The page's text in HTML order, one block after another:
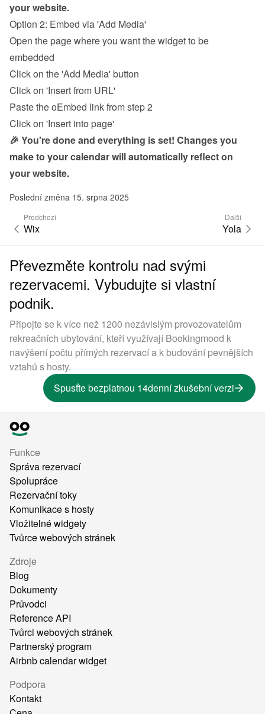
your website.
Option 2: Embed via 'Add Media'
Open the page where you want the widget to be
embedded
Click on the 'Add Media' button
Click on 'Insert from URL'
Paste the oEmbed link from step 2
Click on 'Insert into page'
🎉 You're done and everything is set! Changes you
make to your calendar will automatically reflect on
your website.
Poslední změna 15. srpna 2025
Předchozí
Wix
Další
Yola
Převezměte kontrolu nad svými
rezervacemi. Vybudujte si vlastní
podnik.
Připojte se k více než 1200 nezávislým provozovatelům
rekreačních ubytování, kteří využívají Bookingmood k
navýšení počtu přímých rezervací a k budování pevnějších
vztahů s hosty.
Spusťte bezplatnou 14denní zkušební verzi
Funkce
Správa rezervací
Spolupráce
Rezervační toky
Komunikace s hosty
Vložitelné widgety
Tvůrce webových stránek
Zdroje
Blog
Dokumenty
Průvodci
Reference API
Tvůrci webových stránek
Partnerský program
Airbnb calendar widget
Podpora
Kontakt